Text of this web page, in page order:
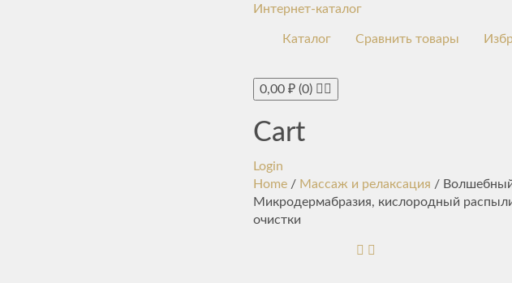
Интернет-каталог
Каталог Сравнить товары
0,00 ₽ (0)
Cart
Login
Home / Массаж и релаксация / Волшебный
Микродермабразия, кислородный
очистки